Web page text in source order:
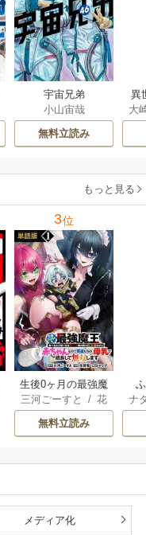
宇宙兄弟
小山宙哉
無料立読み
異
は
大
もっと見る
3位
生後0ヶ月の最強魔
王 食べるだけ強
くなるチート能力
持ち転生者だけど
雄たちの母乳で成
三河ごーすと /花
房雪/ マップ
無料立読み
ナ
メディア化